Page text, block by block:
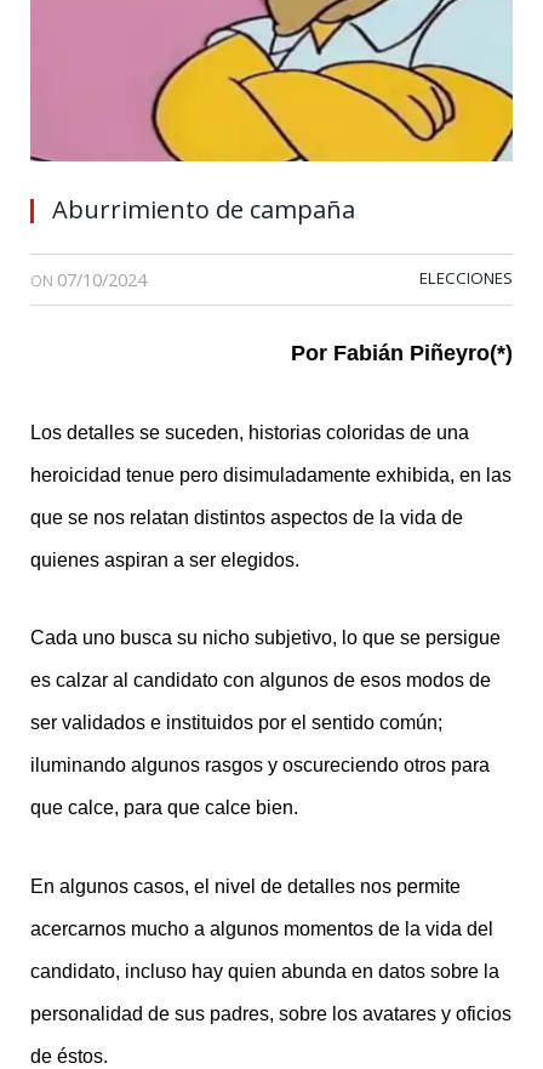
Aburrimiento de campaña
ON 07/10/2024 ELECCIONES
Por Fabián Piñeyro(*)
Los detalles se suceden, historias coloridas de una
heroicidad tenue pero disimuladamente exhibida, en las
que se nos relatan distintos aspectos de la vida de
quienes aspiran a ser elegidos.
Cada uno busca su nicho subjetivo, lo que se persigue
es calzar al candidato con algunos de esos modos de
ser validados e instituidos por el sentido común;
iluminando algunos rasgos y oscureciendo otros para
que calce, para que calce bien.
En algunos casos, el nivel de detalles nos permite
acercarnos mucho a algunos momentos de la vida del
candidato, incluso hay quien abunda en datos sobre la
personalidad de sus padres, sobre los avatares y oficios
de éstos.